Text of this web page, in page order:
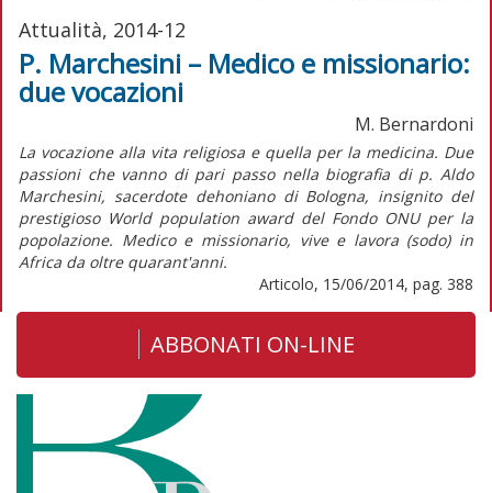
Attualità, 2014-12
P. Marchesini – Medico e missionario:
due vocazioni
M. Bernardoni
La vocazione alla vita religiosa e quella per la medicina. Due
passioni che vanno di pari passo nella biografia di p. Aldo
Marchesini, sacerdote dehoniano di Bologna, insignito del
prestigioso World population award del Fondo ONU per la
popolazione. Medico e missionario, vive e lavora (sodo) in
Africa da oltre quarant'anni.
Articolo, 15/06/2014, pag. 388
ABBONATI ON-LINE